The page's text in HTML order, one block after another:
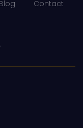
Blog Contact